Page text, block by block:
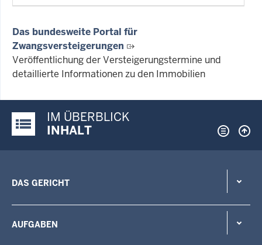
Das bundesweite Portal für
Zwangsversteigerungen
Veröffentlichung der Versteigerungstermine und
detaillierte Informationen zu den Immobilien
Justiz-Portal im Überblick:
IM ÜBERBLICK
INHALT
DAS GERICHT
AUFGABEN